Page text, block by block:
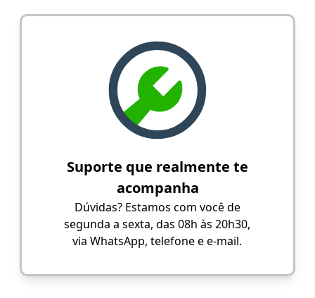
Suporte que realmente te
acompanha
Dúvidas? Estamos com você de
segunda a sexta, das 08h às 20h30,
via WhatsApp, telefone e e-mail.